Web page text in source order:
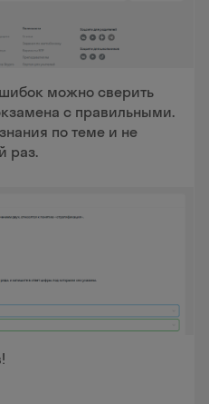
можно сверить
с правильными.
по теме и не
раз.